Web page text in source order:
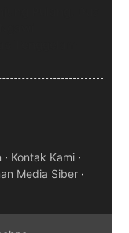
· Kontak Kami ·
Media Siber ·